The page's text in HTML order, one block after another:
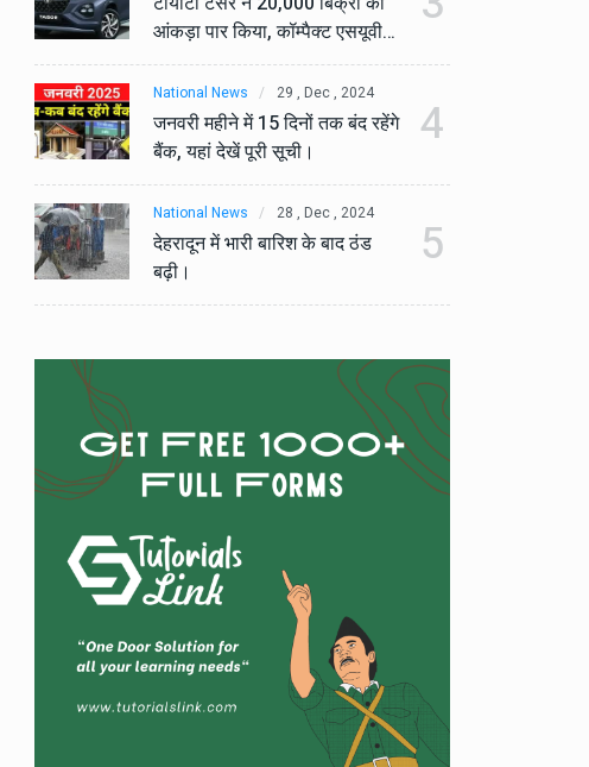
आंकड़ा पार किया, कॉम्पैक्ट एसयूवी
सेगमेंट में मजबूत प्रभाव डाला।
National News 29 , Dec , 2024
जनवरी महीने में 15 दिनों तक बंद रहेंगे
बैंक, यहां देखें पूरी सूची।
4
National News 28 , Dec , 2024
देहरादून में भारी बारिश के बाद ठंड
बढ़ी।
5